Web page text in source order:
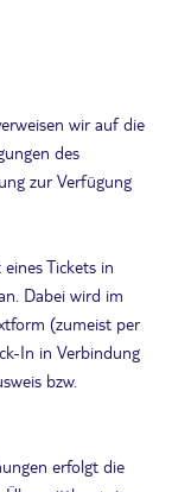
wir auf die
des
zur Verfügung
Tickets in
Dabei wird im
(zumeist per
In in Verbindung
bzw.
erfolgt die